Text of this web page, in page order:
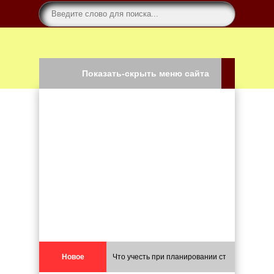
Показать-скрыть меню сайта
Новое Что учесть при планировании строительства